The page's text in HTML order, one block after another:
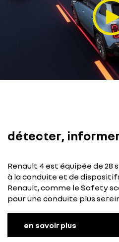
détecter,
Renault 4 est équipée de 28
à la conduite et de
Renault, comme le Safety
pour une conduite plus
en savoir plus